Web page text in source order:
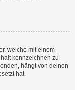
welche mit einem
kennzeichnen zu
hängt von deinen
hat.